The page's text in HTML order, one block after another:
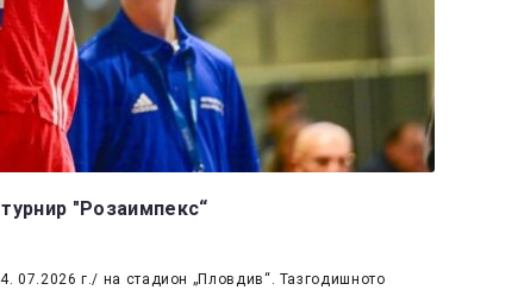
"Розаимпекс“
07.2026 г./ на стадион „Пловдив“. Тазгодишното